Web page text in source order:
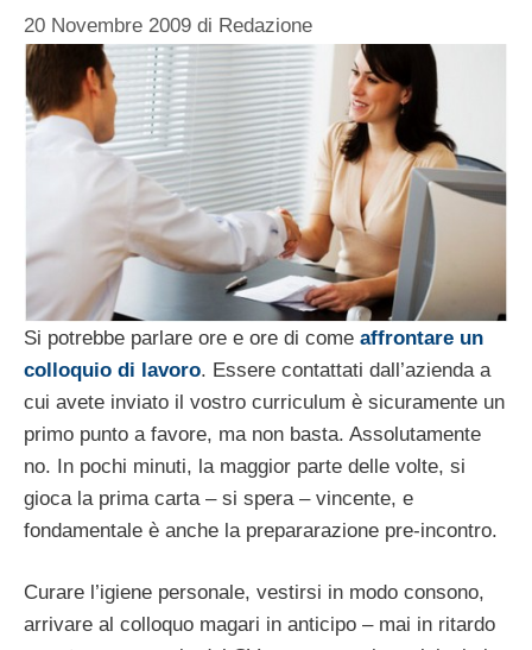
20 Novembre 2009 di Redazione
Si potrebbe parlare ore e ore di come affrontare un
colloquio di lavoro. Essere contattati dall’azienda a
cui avete inviato il vostro curriculum è sicuramente un
primo punto a favore, ma non basta. Assolutamente
no. In pochi minuti, la maggior parte delle volte, si
gioca la prima carta – si spera – vincente, e
fondamentale è anche la prepararazione pre-incontro.
Curare l’igiene personale, vestirsi in modo consono,
arrivare al colloquo magari in anticipo – mai in ritardo